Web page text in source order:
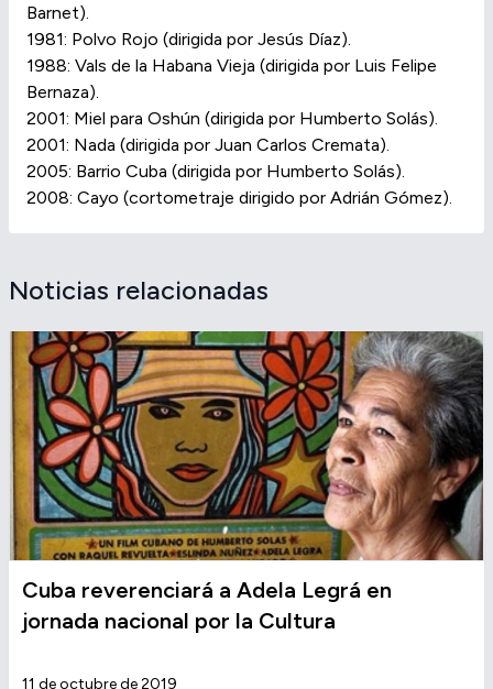
Barnet).
1981: Polvo Rojo (dirigida por Jesús Díaz).
1988: Vals de la Habana Vieja (dirigida por Luis Felipe
Bernaza).
2001: Miel para Oshún (dirigida por Humberto Solás).
2001: Nada (dirigida por Juan Carlos Cremata).
2005: Barrio Cuba (dirigida por Humberto Solás).
2008: Cayo (cortometraje dirigido por Adrián Gómez).
Noticias relacionadas
Cuba reverenciará a Adela Legrá en
jornada nacional por la Cultura
11 de octubre de 2019